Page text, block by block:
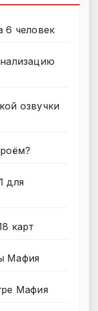
6 человек
озвучки
для
карт
Мафия
Мафия